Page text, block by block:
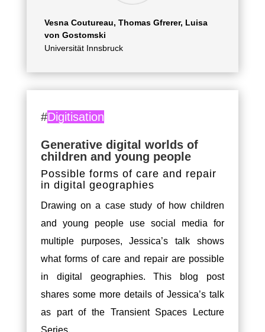
Vesna Coutureau, Thomas Gfrerer, Luisa
von Gostomski
Universität Innsbruck
#Digitisation
Generative digital worlds of
children and young people
Possible forms of care and repair
in digital geographies
Drawing on a case study of how children
and young people use social media for
multiple purposes, Jessica’s talk shows
what forms of care and repair are possible
in digital geographies. This blog post
shares some more details of Jessica’s talk
as part of the Transient Spaces Lecture
Series.